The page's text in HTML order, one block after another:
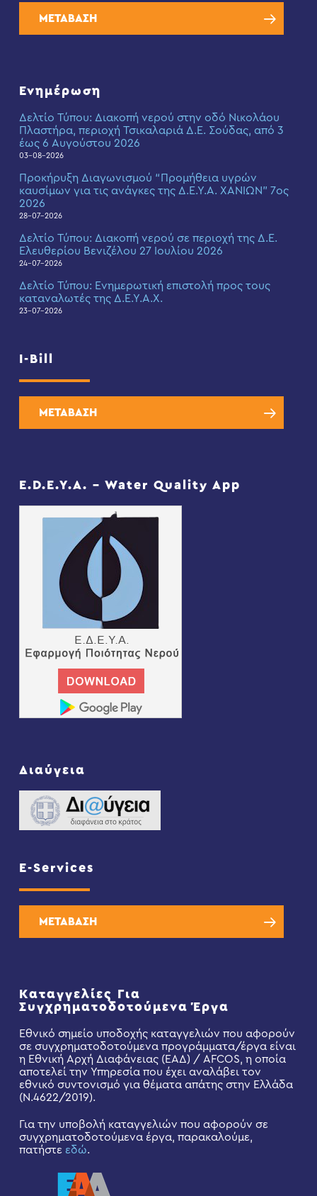
ΜΕΤΑΒΑΣΗ
Ενημέρωση
Δελτίο Τύπου: Διακοπή νερού στην οδό Νικολάου
Πλαστήρα, περιοχή Τσικαλαριά Δ.Ε. Σούδας, από 3
έως 6 Αυγούστου 2026
03-08-2026
Προκήρυξη Διαγωνισμού “Προμήθεια υγρών
καυσίμων για τις ανάγκες της Δ.Ε.Υ.Α. ΧΑΝΙΩΝ” 7ος
2026
28-07-2026
Δελτίο Τύπου: Διακοπή νερού σε περιοχή της Δ.Ε.
Ελευθερίου Βενιζέλου 27 Ιουλίου 2026
24-07-2026
Δελτίο Τύπου: Eνημερωτική επιστολή προς τους
καταναλωτές της Δ.Ε.Υ.Α.Χ.
23-07-2026
I-Bill
ΜΕΤΑΒΑΣΗ
E.D.E.Y.A. – Water Quality App
Διαύγεια
E-Services
ΜΕΤΑΒΑΣΗ
Καταγγελίες Για
Συγχρηματοδοτούμενα Έργα
Εθνικό σημείο υποδοχής καταγγελιών που αφορούν
σε συγχρηματοδοτούμενα προγράμματα/έργα είναι
η Εθνική Αρχή Διαφάνειας (ΕΑΔ) / AFCOS, η οποία
αποτελεί την Υπηρεσία που έχει αναλάβει τον
εθνικό συντονισμό για θέματα απάτης στην Ελλάδα
(Ν.4622/2019).
Για την υποβολή καταγγελιών που αφορούν σε
συγχρηματοδοτούμενα έργα, παρακαλούμε,
πατήστε εδώ.